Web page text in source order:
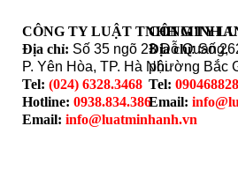
CÔNG TY LUẬT TNHH MINH
Địa chỉ: Số 35 ngõ 23 Đỗ Quang,
P. Yên Hòa, TP. Hà Nội
Tel: (024) 6328.3468
Hotline: 0938.834.386
Email: info@luatminhanh.vn
CÔNG TY
Địa chỉ: Số
phường Bắc
Tel:
Email: